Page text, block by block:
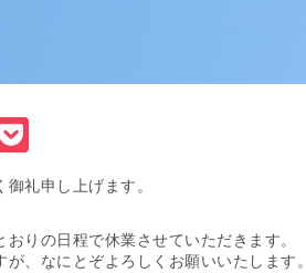
Hatena
礼申し上げます。
りの日程で休業させていただきます。
、なにとぞよろしくお願いいたします。